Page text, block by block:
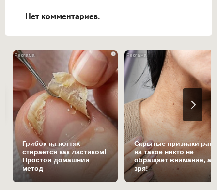
Нет комментариев.
i
Грибок на ногтях
стирается как ластиком!
Простой домашний
метод
Скрытые признаки
на такое никто не
обращает внимание, а
зря!